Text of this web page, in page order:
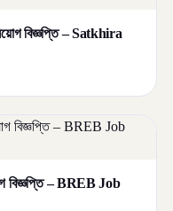
বিজ্ঞপ্তি – Satkhira
বিজ্ঞপ্তি – BREB Job